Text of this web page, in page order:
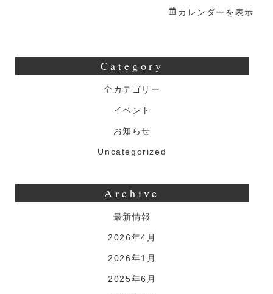
カレンダーを表示
Category
全カテゴリー
イベント
お知らせ
Uncategorized
Archive
最新情報
2026年4月
2026年1月
2025年6月